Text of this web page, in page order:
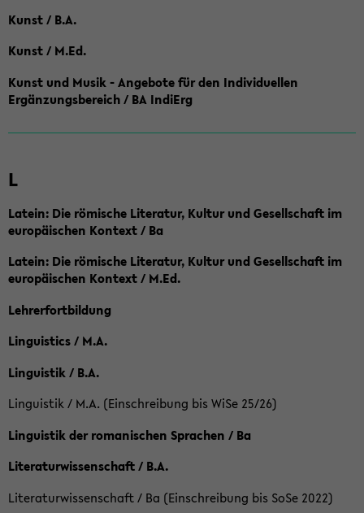
Kunst / B.A.
Kunst / M.Ed.
Kunst und Musik - Angebote für den Individuellen
Ergänzungsbereich / BA IndiErg
L
Latein: Die römische Literatur, Kultur und Gesellschaft im
europäischen Kontext / Ba
Latein: Die römische Literatur, Kultur und Gesellschaft im
europäischen Kontext / M.Ed.
Lehrerfortbildung
Linguistics / M.A.
Linguistik / B.A.
Linguistik / M.A. (Einschreibung bis WiSe 25/26)
Linguistik der romanischen Sprachen / Ba
Literaturwissenschaft / B.A.
Literaturwissenschaft / Ba (Einschreibung bis SoSe 2022)